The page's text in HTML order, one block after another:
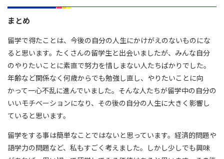
まとめ
留学で得たことは、今後の自分の人生にかけがえのないものにな
ると思います。たくさんの留学生と出会いましたが、みんな自分
のやりたいことに素直で努力を惜しまない人たちばかりでした。
年齢など関係なく何歳からでも勉強し直し、やりたいことに向
かって一心不乱に進んでいました。そんな人たちが留学中の自分の
いいモチベーションになり、その後の自分の人生に大きく影響し
ていると思います。
留学をする事は簡単なことではないと思っています。経済的問題や
語学力の問題など、私もすごく考えました。しかし少しでも興味